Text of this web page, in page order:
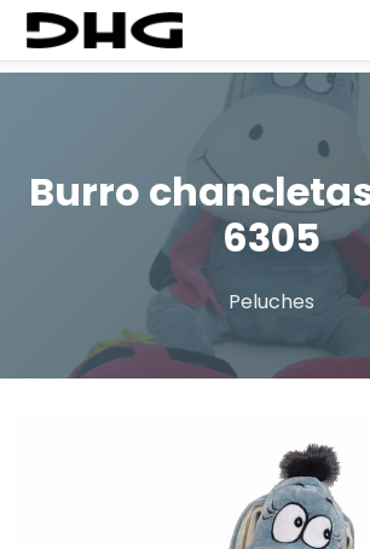
Burro
6305
Peluches